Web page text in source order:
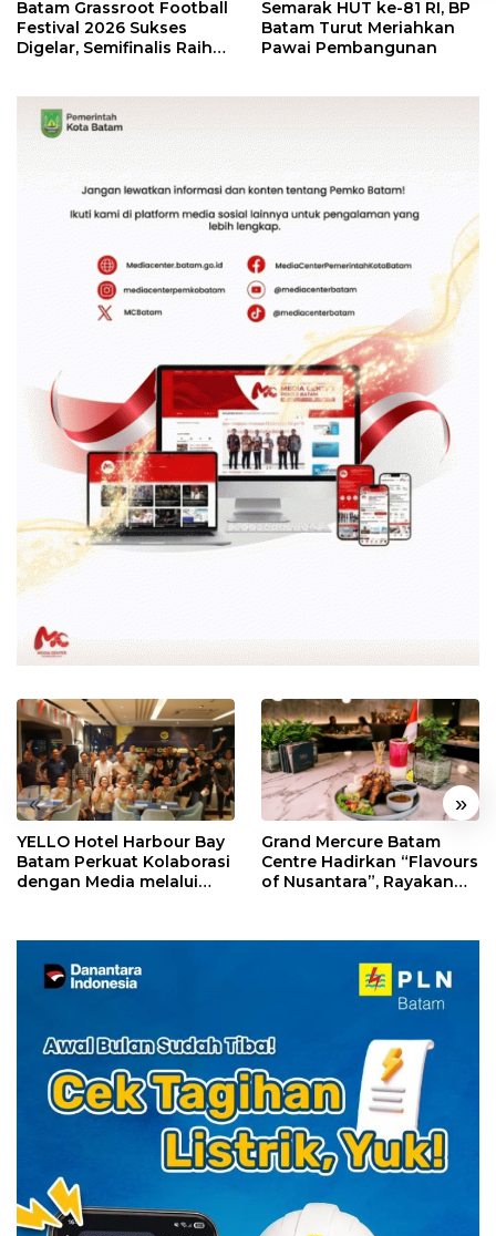
Batam Grassroot Football
Festival 2026 Sukses
Digelar, Semifinalis Raih
Semarak HUT ke-81 RI, BP
Batam Turut Meriahkan
Pawai Pembangunan
« »
YELLO Hotel Harbour Bay
Batam Perkuat Kolaborasi
dengan Media melalui
Grand Mercure Batam
Centre Hadirkan “Flavours
of Nusantara”, Rayakan